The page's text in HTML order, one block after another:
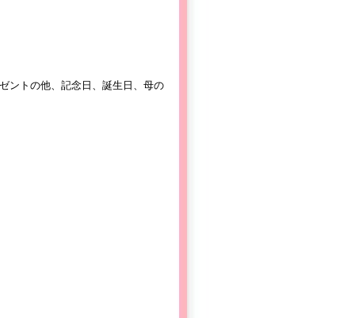
ントの他、記念日、誕生日、母の